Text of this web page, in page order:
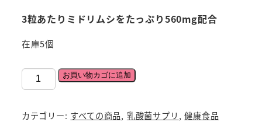
3粒あたりミドリムシをたっぷり560mg配合
在庫5個
「ラ
ク
ト
お買い物カゴに追加
カテゴリー: すべての商品, 乳酸菌サプリ ,健康食品